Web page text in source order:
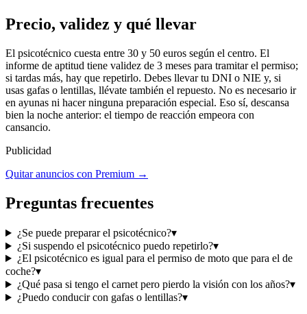
Precio, validez y qué llevar
El psicotécnico cuesta entre 30 y 50 euros según el centro. El
informe de aptitud tiene validez de 3 meses para tramitar el permiso;
si tardas más, hay que repetirlo. Debes llevar tu DNI o NIE y, si
usas gafas o lentillas, llévate también el repuesto. No es necesario ir
en ayunas ni hacer ninguna preparación especial. Eso sí, descansa
bien la noche anterior: el tiempo de reacción empeora con
cansancio.
Publicidad
Quitar anuncios con Premium →
Preguntas frecuentes
¿Se puede preparar el psicotécnico?▾
¿Si suspendo el psicotécnico puedo repetirlo?▾
¿El psicotécnico es igual para el permiso de moto que para el de
coche?▾
¿Qué pasa si tengo el carnet pero pierdo la visión con los años?▾
¿Puedo conducir con gafas o lentillas?▾